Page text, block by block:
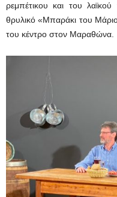
ρεμπέτικου και του
θρυλικό «Μπαράκι του
του κέντρο στον Μαραθώνα.